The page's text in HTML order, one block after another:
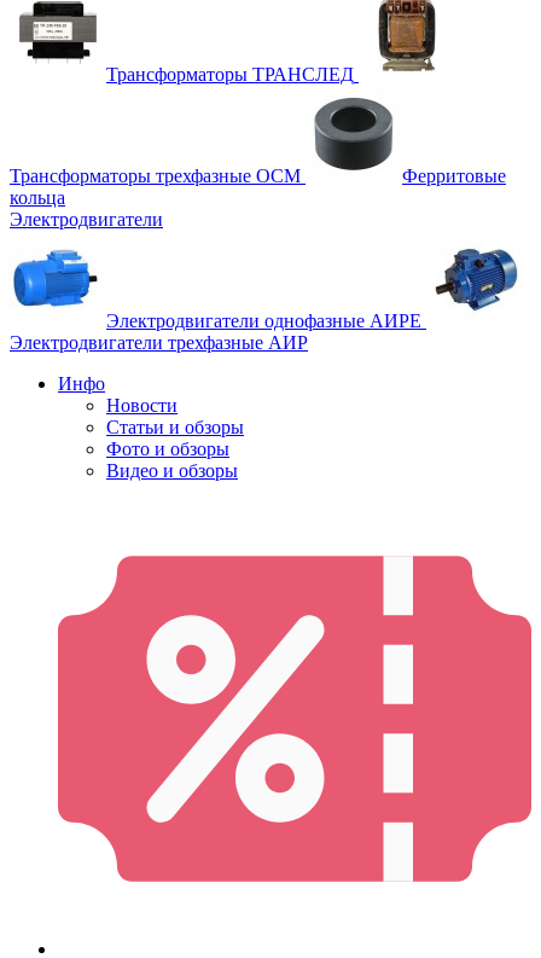
Трансформаторы ТРАНСЛЕД
Трансформаторы трехфазные ОСМ
Ферритовые
кольца
Электродвигатели
Электродвигатели однофазные АИРЕ
Электродвигатели трехфазные АИР
Инфо
Новости
Статьи и обзоры
Фото и обзоры
Видео и обзоры